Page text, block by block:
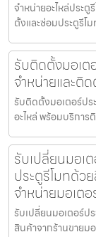
จำหน่ายอะไหล่ประ
ตั้งและซ่อมประตูรีโ
รับติดตั้งมอเต
จำหน่ายและติ
รับติดตั้งมอเตอร์ปร
อะไหล่ พร้อมบริกา
รับเปลี่ยนมอเ
ประตูรีโมทด้ว
จำหน่ายมอเต
รับเปลี่ยนมอเตอร์ป
สินค้าจากร้านขายม